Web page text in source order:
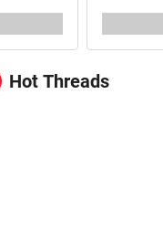
Hot Threads